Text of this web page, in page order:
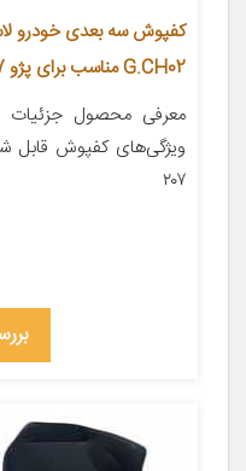
کفپوش سه بعدی خودرو
G.CH02 مناسب برای پژو 207
معرفی محصول
ویژگی‌های کفپوش قابل
۲۰۷